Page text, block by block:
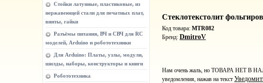
Стойки латунные, пластиковые, из
нержавеющей стали для печатных плат,
винты, гайки
Разъёмы питания, ВЧ и СВЧ для RC
моделей, Arduino и робототехники
Для Arduino: Платы, узлы, модули,
шилды, наборы, конструкторы и книги
Робототехника
Стеклотекстолит
Код товара: MTR082
Бренд: DmitroV
Нам очень жаль, но ТОВАРА НЕТ В
уведомления, нажав на текст